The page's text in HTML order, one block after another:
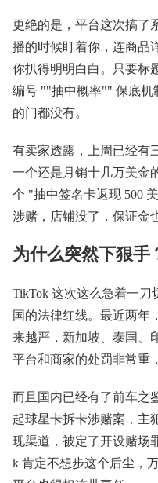
更绝的是，平台这次搞了
播的时候盯着你，连商品
你扒得明明白白。只要标
编号 ""抽中概率"" 保底机
的门都没有。
有卖家透露，上周已经有
一个还是月销十几万美金
个 "抽中签名卡返现 500
涉赌，店铺没了，保证金
为什么突然下狠手
TikTok 这次这么急着一刀
国的法律红线。最近两年
来越严，新加坡、泰国、
平台和商家的处罚非常重
而且国内已经有了前车之
起球星卡拆卡涉赌案，主
现渠道，被定了开设赌场
k 肯定不想步这个后尘，